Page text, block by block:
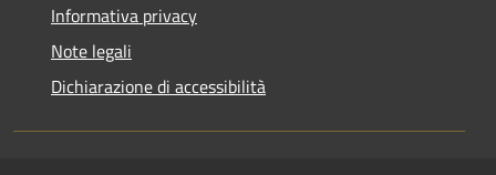
Informativa privacy
Note legali
Dichiarazione di accessibilità